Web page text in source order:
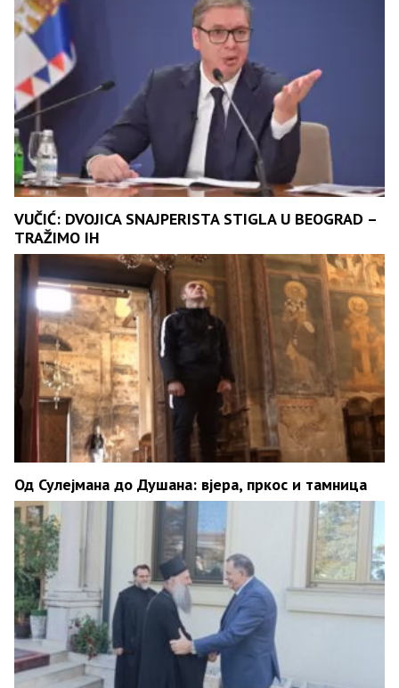
VUČIĆ: DVOJICA SNAJPERISTA STIGLA U BEOGRAD –
TRAŽIMO IH
Од Сулејмана до Душана: вјера, пркос и тамница